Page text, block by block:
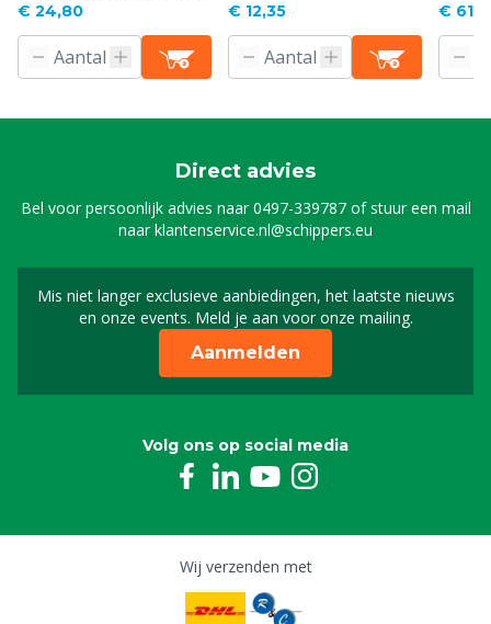
€ 24,80 € 12,35 €
Direct advies
Bel voor persoonlijk advies naar0497-339787of stuur een mail
naarklantenservice.nl@schippers.eu
Mis niet langer exclusieve aanbiedingen, het laatste nieuws
en onze events. Meld je aan voor onze mailing.
Schrijf je in voor onze
Aanmelden
Volg ons op social media
Wij verzenden met